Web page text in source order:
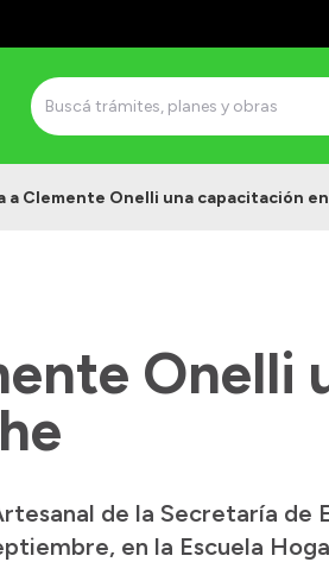
a Clemente Onelli una capacitación
Onelli
de la Secretaría de
en la Escuela